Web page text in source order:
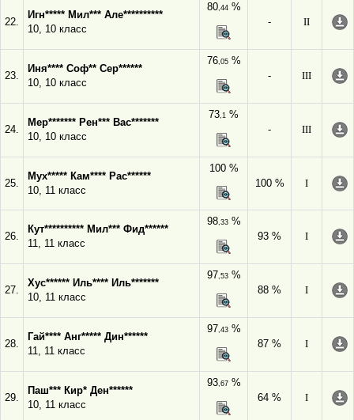
22.
Игн***** Мил*** Але**********
10, 10 класс
80,44%
-
II
23.
Иня**** Соф** Сер******
10, 10 класс
76,05%
-
III
24.
Мер******* Рен*** Вас*******
10, 10 класс
73,1 %
-
III
25.
Мух***** Кам**** Рас******
10, 11 класс
100 %
100 %
I
26.
Кут********** Мил*** Фид******
11, 11 класс
98,33%
93 %
I
27.
Хус****** Иль**** Иль*******
10, 11 класс
97,53%
88 %
I
28.
Гай**** Анг***** Дин******
11, 11 класс
97,43%
87 %
I
29.
Паш*** Кир* Ден******
10, 11 класс
93,67%
64 %
I